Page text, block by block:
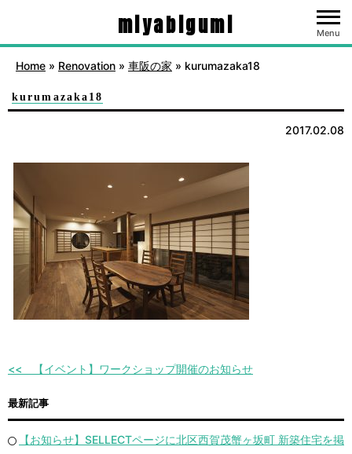
miyabigumi Menu
Home » Renovation » 車阪の家 » kurumazaka18
kurumazaka18
2017.02.08
【イベント】ワークショップ開催のお知らせ
最新記事
【お知らせ】SELLECTページに北区西賀茂蟹ヶ坂町 新築住宅を掲